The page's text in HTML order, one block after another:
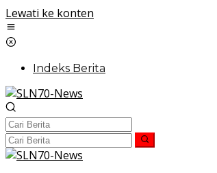
Lewati ke konten
Indeks Berita